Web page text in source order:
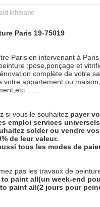
lehmane
Paris 19-75019
Parisien intervenant à
;pose,ponçage et
complète de votre
votre appartement ou
si vous le souhaitez payer
emploi services universels
solder ou vendre
de leur valeur.
tous les modes de
pas les travaux de
to paint all(un week-end
paint all(2 jours pour